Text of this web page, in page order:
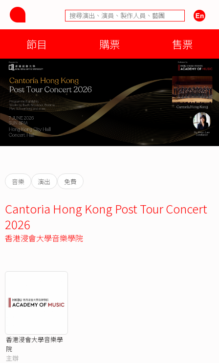
節目 購票 售票
音樂 演出 免費
Cantoria Hong Kong Post Tour Concert
2026
香港浸會大學音樂學院
香港浸會大學音樂學
院
主辦